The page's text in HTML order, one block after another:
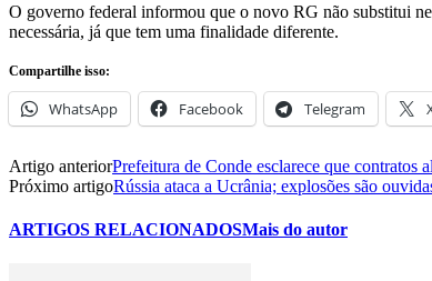
O governo federal informou que o novo RG não substitui
necessária, já que tem uma finalidade diferente.
Compartilhe isso:
WhatsApp Facebook Telegram
Artigo anteriorPrefeitura de Conde esclarece que contratos
Próximo artigoRússia ataca a Ucrânia; explosões são
ARTIGOS RELACIONADOSMais do autor